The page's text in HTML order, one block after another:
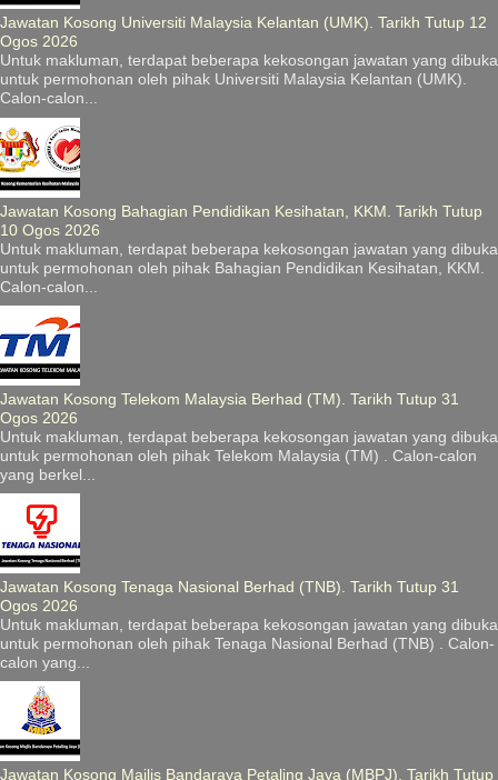
Jawatan Kosong Universiti Malaysia Kelantan (UMK). Tarikh Tutup 12
Ogos 2026
Untuk makluman, terdapat beberapa kekosongan jawatan yang dibuka
untuk permohonan oleh pihak Universiti Malaysia Kelantan (UMK).
Calon-calon...
Jawatan Kosong Bahagian Pendidikan Kesihatan, KKM. Tarikh Tutup
10 Ogos 2026
Untuk makluman, terdapat beberapa kekosongan jawatan yang dibuka
untuk permohonan oleh pihak Bahagian Pendidikan Kesihatan, KKM.
Calon-calon...
Jawatan Kosong Telekom Malaysia Berhad (TM). Tarikh Tutup 31
Ogos 2026
Untuk makluman, terdapat beberapa kekosongan jawatan yang dibuka
untuk permohonan oleh pihak Telekom Malaysia (TM) . Calon-calon
yang berkel...
Jawatan Kosong Tenaga Nasional Berhad (TNB). Tarikh Tutup 31
Ogos 2026
Untuk makluman, terdapat beberapa kekosongan jawatan yang dibuka
untuk permohonan oleh pihak Tenaga Nasional Berhad (TNB) . Calon-
calon yang...
Jawatan Kosong Majlis Bandaraya Petaling Jaya (MBPJ). Tarikh Tutup